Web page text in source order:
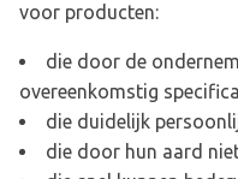
voor producten:
die door de
overeenkomstig
die duidelijk
die door hun aard